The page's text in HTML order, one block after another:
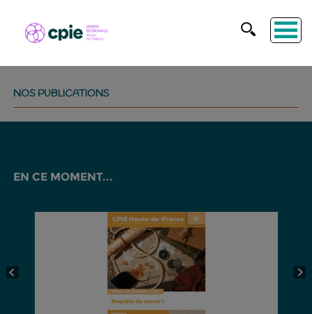
NOS PUBLICATIONS
EN CE MOMENT...